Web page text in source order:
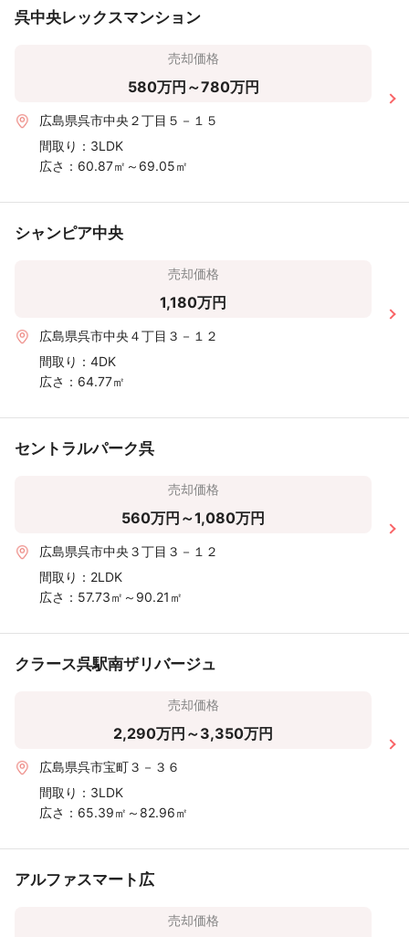
呉中央レックスマンション
売却価格
580万円～780万円
広島県呉市中央２丁目５－１５
間取り： 3LDK
広さ： 60.87㎡～69.05㎡
シャンピア中央
売却価格
1,180万円
広島県呉市中央４丁目３－１２
間取り： 4DK
広さ： 64.77㎡
セントラルパーク呉
売却価格
560万円～1,080万円
広島県呉市中央３丁目３－１２
間取り： 2LDK
広さ： 57.73㎡～90.21㎡
クラース呉駅南ザリバージュ
売却価格
2,290万円～3,350万円
広島県呉市宝町３－３６
間取り： 3LDK
広さ： 65.39㎡～82.96㎡
アルファスマート広
売却価格